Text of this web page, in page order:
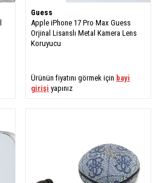
Guess
Apple iPhone 17 Pro Max Guess
Orjinal Lisanslı Metal Kamera Lens
Koruyucu
Ürünün fiyatını görmek için bayi
girişi yapınız